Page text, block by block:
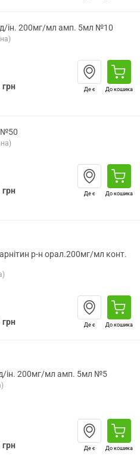
д/ін. 200мг/мл амп. 5мл №10
грн Де є До кошика
№50
грн Де є До кошика
р-н орал.200мг/мл конт.
грн Де є До кошика
д/ін. 200мг/мл амп. 5мл №5
грн Де є До кошика